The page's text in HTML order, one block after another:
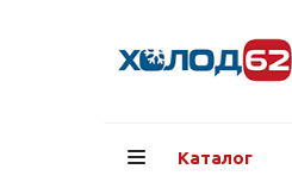
Каталог